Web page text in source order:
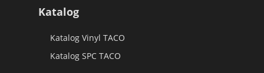
Katalog
Katalog Vinyl TACO
Katalog SPC TACO